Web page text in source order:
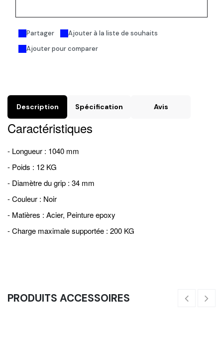
Ajouter pour comparer
Partager Ajouter à la liste de souhaits
Description Spécification Avis
Caractéristiques
- Longueur : 1040 mm
- Poids : 12 KG
- Diamètre du grip : 34 mm
- Couleur : Noir
- Matières : Acier, Peinture epoxy
- Charge maximale supportée : 200 KG
PRODUITS ACCESSOIRES